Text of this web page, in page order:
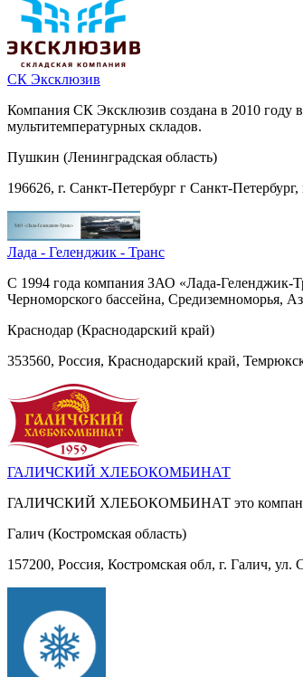
СК Эксклюзив
Компания СК Эксклюзив создана в 2010 году
мультитемпературных складов.
Пушкин (Ленинградская область)
196626, г. Санкт-Петербург г Санкт-
Лада - Геленджик - Транс
С 1994 года компания ЗАО «Лада-Геленджик-
Черноморского бассейна, Средиземноморья,
Краснодар (Краснодарский край)
353560, Россия, Краснодарский край,
ГАЛИЧСКИЙ ХЛЕБОКОМБИНАТ
ГАЛИЧСКИЙ ХЛЕБОКОМБИНАТ это компания
Галич (Костромская область)
157200, Россия, Костромская обл, г. Галич, ул.